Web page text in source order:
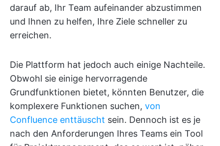
darauf ab, Ihr Team aufeinander abzustimmen
und Ihnen zu helfen, Ihre Ziele schneller zu
erreichen.
Die Plattform hat jedoch auch einige Nachteile.
Obwohl sie einige hervorragende
Grundfunktionen bietet, könnten Benutzer, die
komplexere Funktionen suchen, von
Confluence enttäuscht sein. Dennoch ist es je
nach den Anforderungen Ihres Teams ein Tool